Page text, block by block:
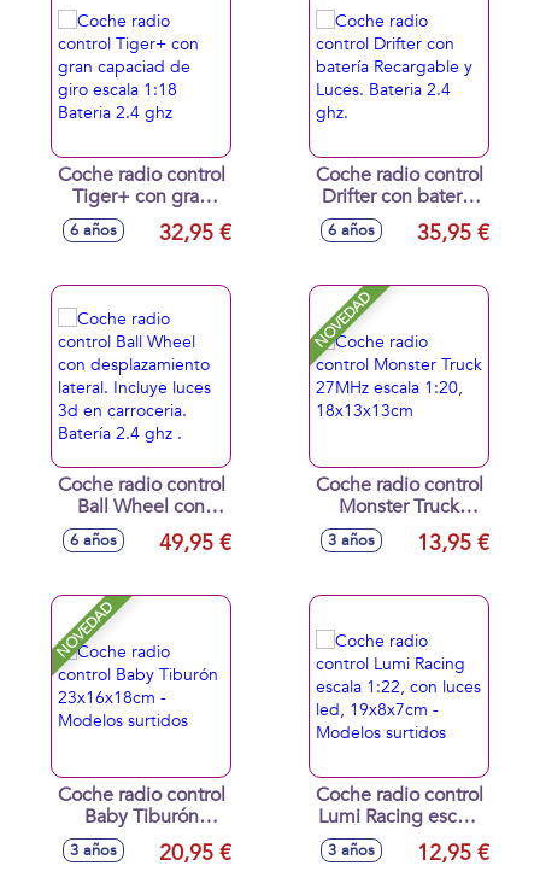
con luces 50x70
cm
Coche radio control
Tiger+ con gran
capaciad de giro
escala 1:18 Bateria
6 años 32,95 €
Coche radio control
Drifter con batería
Recargable y
Luces. Bateria 2.4
6 años 35,95 €
Coche radio control
Ball Wheel con
desplazamiento
lateral. Incluye
carroceria. Batería
2.4 ghz .
6 años 49,95 €
NOVEDAD
Coche radio control
Monster Truck
27MHz escala 1:20,
18x13x13cm
3 años 13,95 €
NOVEDAD
Coche radio control
Baby Tiburón
23x16x18cm -
Modelos surtidos
3 años 20,95 €
Coche radio control
Lumi Racing escala
1:22, con luces led,
19x8x7cm -
3 años 12,95 €